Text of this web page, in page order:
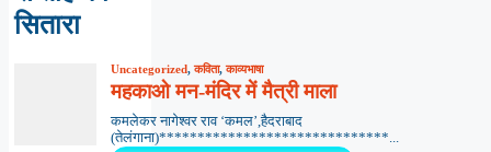
सितारा
Uncategorized,कविता,काव्यभाषा
महकाओ मन-मंदिर में मैत्री माला
कमलेकर नागेश्वर राव ‘कमल’,हैदराबाद
(तेलंगाना)******************************...